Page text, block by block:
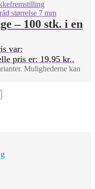
– 100 stk. i en
var:
pris er: 19,95 kr..
Mulighederne kan